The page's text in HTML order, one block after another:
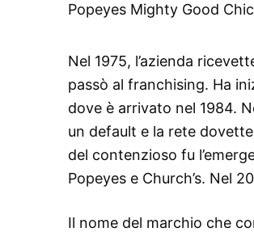
Popeyes Mighty Good
Nel 1975, l’azienda
passò al franchising. Ha
dove è arrivato nel 1984.
un default e la rete
del contenzioso fu
Popeyes e Church’s. Nel
Il nome del marchio che